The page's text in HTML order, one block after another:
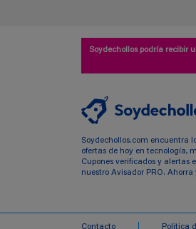
Soydechollos podría recibir
Soydechollos.com encuentra
ofertas de hoy en tecnología,
Cupones verificados y alertas
nuestro Avisador PRO. Ahorra
Contacto Politica